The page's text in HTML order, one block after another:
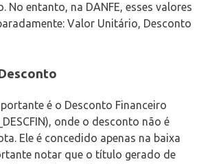
No entanto, na DANFE, esses valores
Valor Unitário, Desconto
é o Desconto Financeiro
onde o desconto não é
Ele é concedido apenas na baixa
notar que o título gerado de